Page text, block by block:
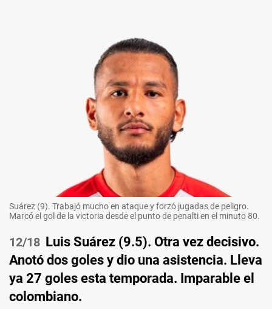
Suárez (9). Trabajó mucho en ataque y forzó jugadas de peligro.
Marcó el gol de la victoria desde el punto de penalti en el minuto 80.
/18 Luis Suárez (9.5). Otra vez decisivo.
Anotó dos goles y dio una asistencia. Lleva
ya 27 goles esta temporada. Imparable el
colombiano.